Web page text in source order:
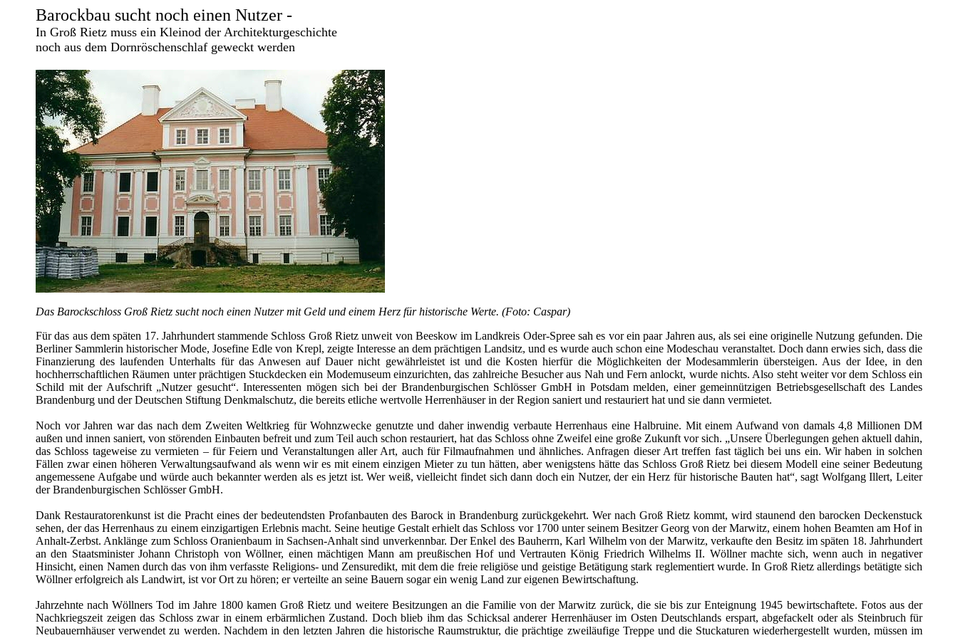
Barockbau sucht noch einen Nutzer -
In Groß Rietz muss ein Kleinod der Architekturgeschichte
noch aus dem Dornröschenschlaf geweckt werden
Das Barockschloss Groß Rietz sucht noch einen Nutzer mit Geld und einem Herz für historische Werte. (Foto: Caspar)
Für das aus dem späten 17. Jahrhundert stammende Schloss Groß Rietz unweit von Beeskow im Landkreis Oder-Spree sah es vor ein paar Jahren aus, als sei eine originelle Nutzung gefunden. Die
Berliner Sammlerin historischer Mode, Josefine Edle von Krepl, zeigte Interesse an dem prächtigen Landsitz, und es wurde auch schon eine Modeschau veranstaltet. Doch dann erwies sich, dass die
Finanzierung des laufenden Unterhalts für das Anwesen auf Dauer nicht gewährleistet ist und die Kosten hierfür die Möglichkeiten der Modesammlerin übersteigen. Aus der Idee, in den
hochherrschaftlichen Räumen unter prächtigen Stuckdecken ein Modemuseum einzurichten, das zahlreiche Besucher aus Nah und Fern anlockt, wurde nichts. Also steht weiter vor dem Schloss ein
Schild mit der Aufschrift „Nutzer gesucht“. Interessenten mögen sich bei der Brandenburgischen Schlösser GmbH in Potsdam melden, einer gemeinnützigen Betriebsgesellschaft des Landes
Brandenburg und der Deutschen Stiftung Denkmalschutz, die bereits etliche wertvolle Herrenhäuser in der Region saniert und restauriert hat und sie dann vermietet.
Noch vor Jahren war das nach dem Zweiten Weltkrieg für Wohnzwecke genutzte und daher inwendig verbaute Herrenhaus eine Halbruine. Mit einem Aufwand von damals 4,8 Millionen DM
außen und innen saniert, von störenden Einbauten befreit und zum Teil auch schon restauriert, hat das Schloss ohne Zweifel eine große Zukunft vor sich. „Unsere Überlegungen gehen aktuell dahin,
das Schloss tageweise zu vermieten – für Feiern und Veranstaltungen aller Art, auch für Filmaufnahmen und ähnliches. Anfragen dieser Art treffen fast täglich bei uns ein. Wir haben in solchen
Fällen zwar einen höheren Verwaltungsaufwand als wenn wir es mit einem einzigen Mieter zu tun hätten, aber wenigstens hätte das Schloss Groß Rietz bei diesem Modell eine seiner Bedeutung
angemessene Aufgabe und würde auch bekannter werden als es jetzt ist. Wer weiß, vielleicht findet sich dann doch ein Nutzer, der ein Herz für historische Bauten hat“, sagt Wolfgang Illert, Leiter
der Brandenburgischen Schlösser GmbH.
Dank Restauratorenkunst ist die Pracht eines der bedeutendsten Profanbauten des Barock in Brandenburg zurückgekehrt. Wer nach Groß Rietz kommt, wird staunend den barocken Deckenstuck
sehen, der das Herrenhaus zu einem einzigartigen Erlebnis macht. Seine heutige Gestalt erhielt das Schloss vor 1700 unter seinem Besitzer Georg von der Marwitz, einem hohen Beamten am Hof in
Anhalt-Zerbst. Anklänge zum Schloss Oranienbaum in Sachsen-Anhalt sind unverkennbar. Der Enkel des Bauherrn, Karl Wilhelm von der Marwitz, verkaufte den Besitz im späten 18. Jahrhundert
an den Staatsminister Johann Christoph von Wöllner, einen mächtigen Mann am preußischen Hof und Vertrauten König Friedrich Wilhelms II. Wöllner machte sich, wenn auch in negativer
Hinsicht, einen Namen durch das von ihm verfasste Religions- und Zensuredikt, mit dem die freie religiöse und geistige Betätigung stark reglementiert wurde. In Groß Rietz allerdings betätigte sich
Wöllner erfolgreich als Landwirt, ist vor Ort zu hören; er verteilte an seine Bauern sogar ein wenig Land zur eigenen Bewirtschaftung.
Jahrzehnte nach Wöllners Tod im Jahre 1800 kamen Groß Rietz und weitere Besitzungen an die Familie von der Marwitz zurück, die sie bis zur Enteignung 1945 bewirtschaftete. Fotos aus der
Nachkriegszeit zeigen das Schloss zwar in einem erbärmlichen Zustand. Doch blieb ihm das Schicksal anderer Herrenhäuser im Osten Deutschlands erspart, abgefackelt oder als Steinbruch für
Neubauernhäuser verwendet zu werden. Nachdem in den letzten Jahren die historische Raumstruktur, die prächtige zweiläufige Treppe und die Stuckaturen wiederhergestellt wurden, müssen im